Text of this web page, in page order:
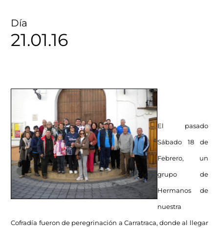
Día
21.01.16
El pasado
Sábado 18 de
Febrero, un
grupo de
Hermanos de
nuestra
Cofradía fueron de peregrinación a Carratraca, donde al llegar